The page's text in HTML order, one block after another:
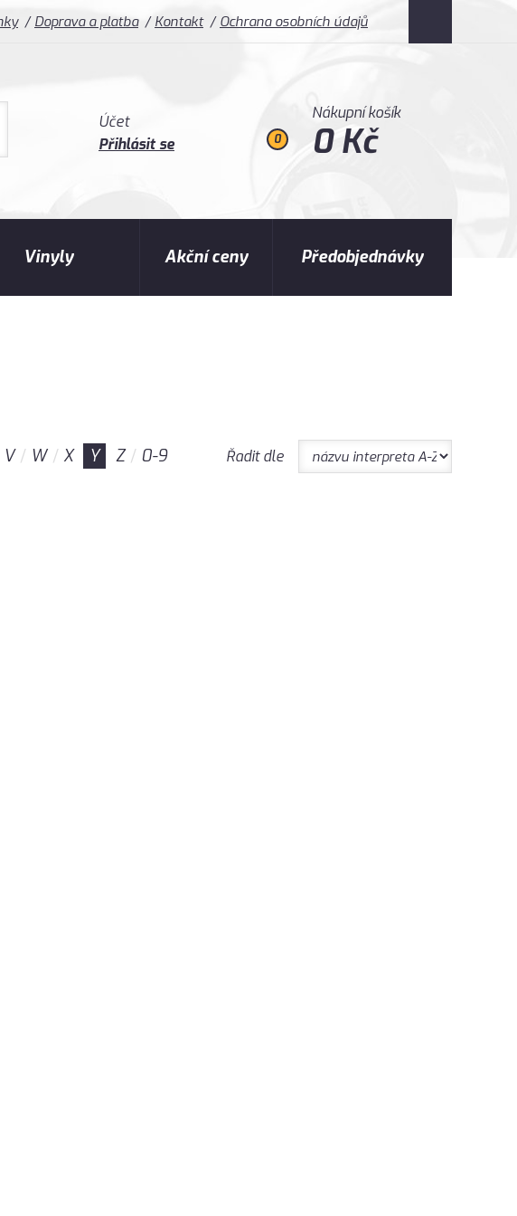
Doprava a platba Kontakt Ochrana osobních údajů
Účet
Přihlásit se
0
Nákupní košík
0 Kč
Vinyly Akční ceny Předobjednávky
V W X Y Z 0-9 Řadit dle